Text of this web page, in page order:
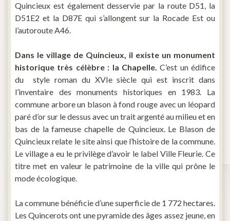
Quincieux est également desservie par la route D51, la
D51E2 et la D87E qui s’allongent sur la Rocade Est ou
l’autoroute A46.
Dans le village de Quincieux, il existe un monument
historique très célèbre : la Chapelle.C’est un édifice
du style roman du XVIe siècle qui est inscrit dans
l’inventaire des monuments historiques en 1983. La
commune arbore un blason à fond rouge avec un léopard
paré d’or sur le dessus avec un trait argenté au milieu et en
bas de la fameuse chapelle de Quincieux. Le Blason de
Quincieux relate le site ainsi que l’histoire de la commune.
Le village a eu le privilège d’avoir le label Ville Fleurie. Ce
titre met en valeur le patrimoine de la ville qui prône le
mode écologique.
La commune bénéficie d’une superficie de 1 772 hectares.
Les Quincerots ont une pyramide des âges assez jeune, en